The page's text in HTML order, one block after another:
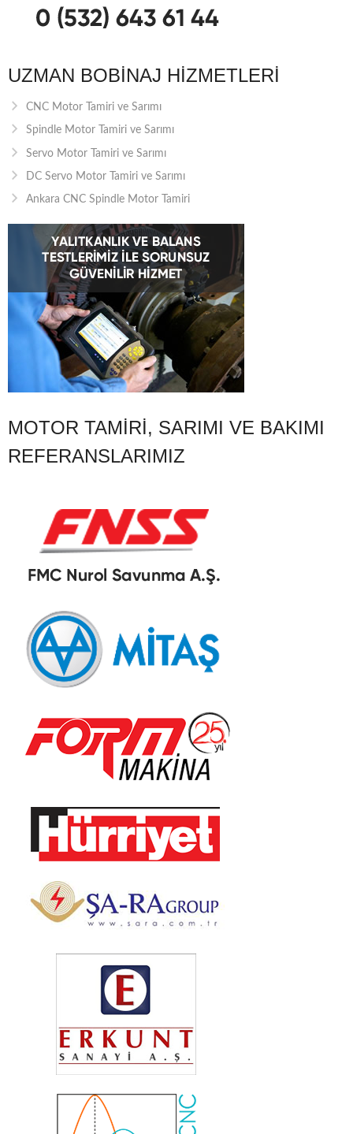
UZMAN BOBINAJ HIZMETLERI
CNC Motor Tamiri ve Sarımı
Spindle Motor Tamiri ve Sarımı
Servo Motor Tamiri ve Sarımı
DC Servo Motor Tamiri ve Sarımı
Ankara CNC Spindle Motor Tamiri
MOTOR TAMIRI, SARIMI VE BAKIMI
REFERANSLARIMIZ